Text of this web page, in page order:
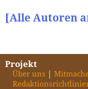
[Alle Autoren
Projekt
Über uns